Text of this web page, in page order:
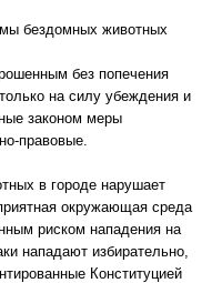
бездомных животных
без попечения
на силу убеждения и
законом меры
правовые.
в городе нарушает
окружающая среда
риском нападения на
нападают избирательно,
Конституцией